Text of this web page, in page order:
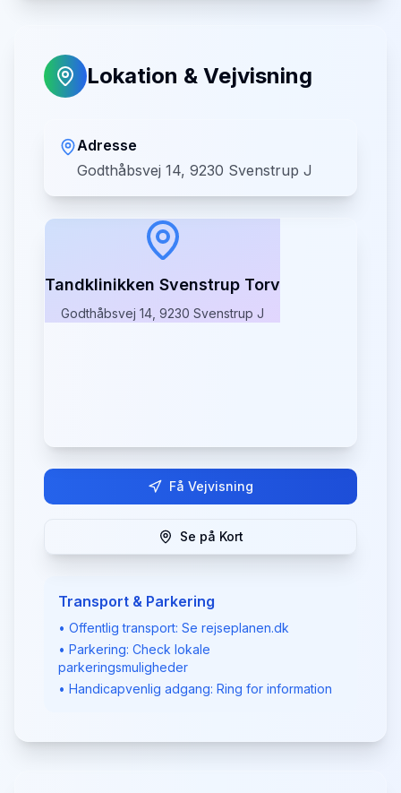
Lokation & Vejvisning
Adresse
Godthåbsvej 14, 9230 Svenstrup J
Tandklinikken Svenstrup Torv
Godthåbsvej 14, 9230 Svenstrup J
Få Vejvisning
Se på Kort
Transport & Parkering
• Offentlig transport: Se rejseplanen.dk
• Parkering: Check lokale
parkeringsmuligheder
• Handicapvenlig adgang: Ring for information